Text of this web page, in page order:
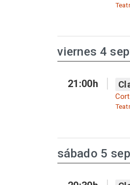
viernes 4
21:00h
sábado 5